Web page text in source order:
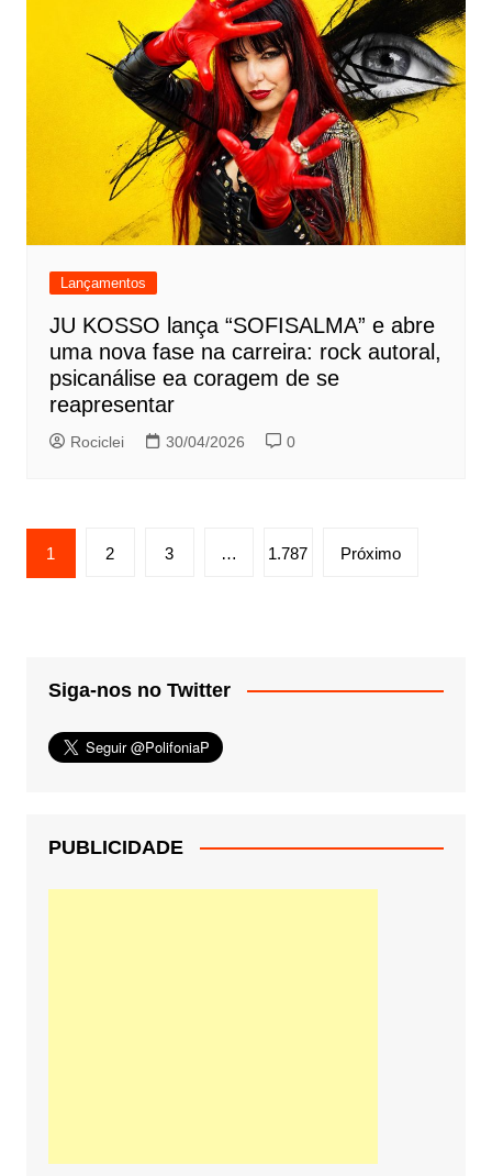
Lançamentos
JU KOSSO lança “SOFISALMA” e abre
uma nova fase na carreira: rock autoral,
psicanálise ea coragem de se
reapresentar
Rociclei 30/04/2026 0
Paginação
de
1 2 3 … 1.787 Próximo
Siga-nos no Twitter
PUBLICIDADE